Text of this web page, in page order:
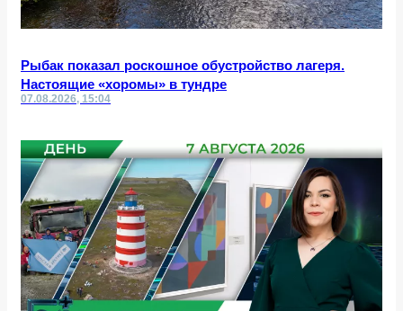
Рыбак показал роскошное обустройство лагеря.
Настоящие «хоромы» в тундре
07.08.2026, 15:04